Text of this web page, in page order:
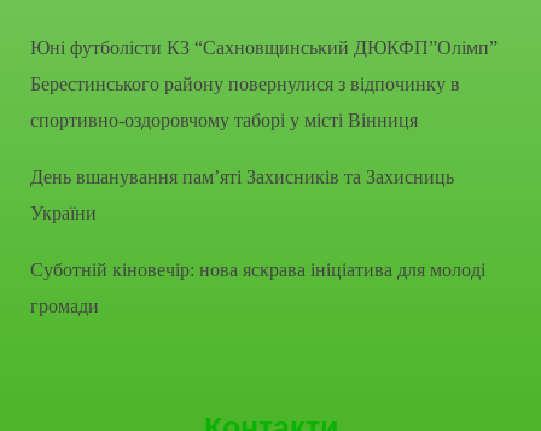
Юні футболісти КЗ “Сахновщинський ДЮКФП”Олімп”
Берестинського району повернулися з відпочинку в
спортивно-оздоровчому таборі у місті Вінниця
День вшанування пам’яті Захисників та Захисниць
України
Суботній кіновечір: нова яскрава ініціатива для молоді
громади